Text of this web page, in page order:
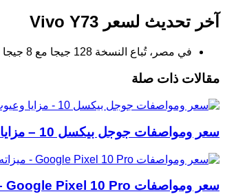
آخر تحديث لسعر Vivo Y73
في مصر، تُباع النسخة 128 جيجا مع 8 جيجا رام بسعر تقريبًا 8800 جنيه.
مقالات ذات صلة
سعر ومواصفات جوجل بيكسل 10 – مزايا وعيوب جهاز Google Pixel 10
سعر ومواصفات Google Pixel 10 Pro – ميزاته وعيوبه